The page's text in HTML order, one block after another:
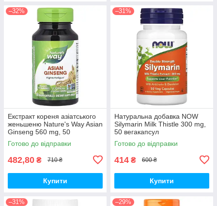
–32%
Екстракт кореня азіатського
женьшеню Nature's Way Asian
Ginseng 560 mg, 50
вегакапсул для підвищення
життєвого тонусу
Готово до відправки
482,80 ₴ 710 ₴
Купити
–31%
Натуральна добавка NOW
Silymarin Milk Thistle 300 mg,
50 вегакапсул
Готово до відправки
414 ₴ 600 ₴
Купити
–31% –29%